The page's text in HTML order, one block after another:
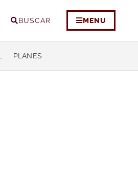
BUSCAR MENU
PLANES